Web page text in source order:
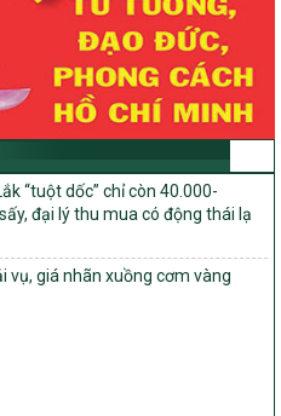
một số nội dung Chương trình
thôn mới, giảm nghèo bền
vùng đồng bào dân tộc thiểu
thuộc phạm vi quản lý nhà
trường
quy trình đánh giá, phân hạng
hồ sơ xét, công nhận, công bố
xã đạt chuẩn nông thôn mới, xã
thành phố hoàn thành nhiệm
2026 – 2030
mức phân bổ ngân sách trung
“tuột dốc” chỉ còn 40.000-
đại lý thu mua có động thái lạ
vụ, giá nhãn xuồng cơm vàng